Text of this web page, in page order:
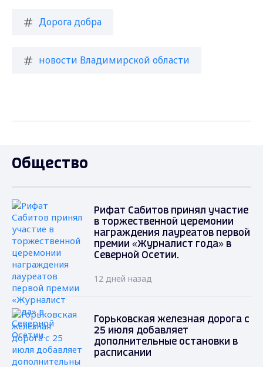
Дорога добра
новости Владимирской области
Общество
Рифат Сабитов принял участие
в торжественной церемонии
награждения лауреатов первой
премии «Журналист года» в
Северной Осетии.
12 дней назад
Горьковская железная дорога с
25 июля добавляет
дополнительные остановки в
расписании